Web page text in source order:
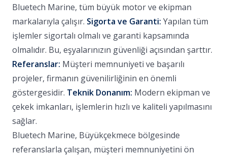
Bluetech Marine, tüm büyük motor ve ekipman
markalarıyla çalışır. Sigorta ve Garanti: Yapılan tüm
işlemler sigortalı olmalı ve garanti kapsamında
olmalıdır. Bu, eşyalarınızın güvenliği açısından şarttır.
Referanslar: Müşteri memnuniyeti ve başarılı
projeler, firmanın güvenilirliğinin en önemli
göstergesidir. Teknik Donanım: Modern ekipman ve
çekek imkanları, işlemlerin hızlı ve kaliteli yapılmasını
sağlar.
Bluetech Marine, Büyükçekmece bölgesinde
referanslarla çalışan, müşteri memnuniyetini ön